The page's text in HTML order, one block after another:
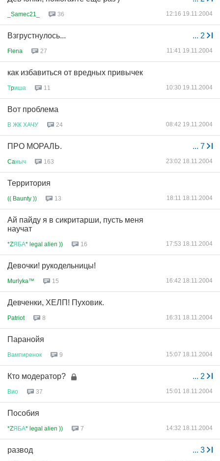
_Samec21_ 36 12:16 19.11.2004
... 2
Взгрустнулось...
Flena 27 11:41 19.11.2004
как избавиться от вредных привычек
Тpиша 11 10:30 19.11.2004
Вот проблема
В ЖК ХАЧУ 24 08:42 19.11.2004
... 7
ПРО МОРАЛЬ.
Caныч 163 23:02 18.11.2004
Территория
(( Baunty )) 13 18:11 18.11.2004
Ай пайду я в сикритарши, пусть меня
научат
*ZЯБА* legal alien )) 16 17:53 18.11.2004
Девочки! рукодельницы!
Murlyka™ 15 16:42 18.11.2004
Девченки, ХЕЛП! Пуховик.
Patriot 8 16:31 18.11.2004
Паранойя
Вампиренок 9 15:07 18.11.2004
... 2
Кто модератор?
Вио 37 15:01 18.11.2004
Пособия
*ZЯБА* legal alien )) 7 14:32 18.11.2004
... 3
развод